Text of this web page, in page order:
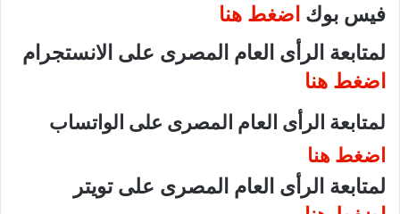
فيس بوك اضغط هنا
لمتابعة الرأى العام المصرى على الانستجرام
اضغط هنا
لمتابعة الرأى العام المصرى على الواتساب
اضغط هنا
لمتابعة الرأى العام المصرى على تويتر